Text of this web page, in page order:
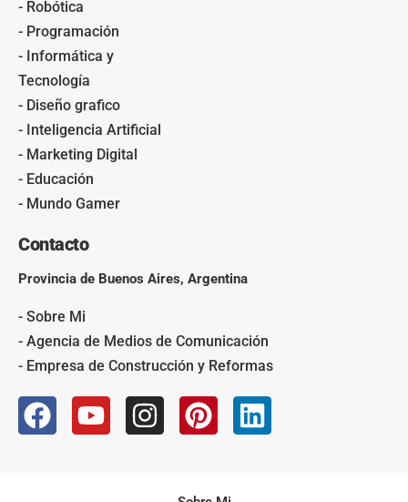
- Robótica
- Programación
- Informática y
Tecnología
- Diseño grafico
- Inteligencia Artificial
- Marketing Digital
- Educación
- Mundo Gamer
Contacto
Provincia de Buenos Aires, Argentina
- Sobre Mi
- Agencia de Medios de Comunicación
- Empresa de Construcción y Reformas